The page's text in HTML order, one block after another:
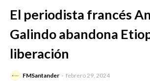
El periodista francés
Galindo abandona
liberación
FMSantander febrero 29, 2024